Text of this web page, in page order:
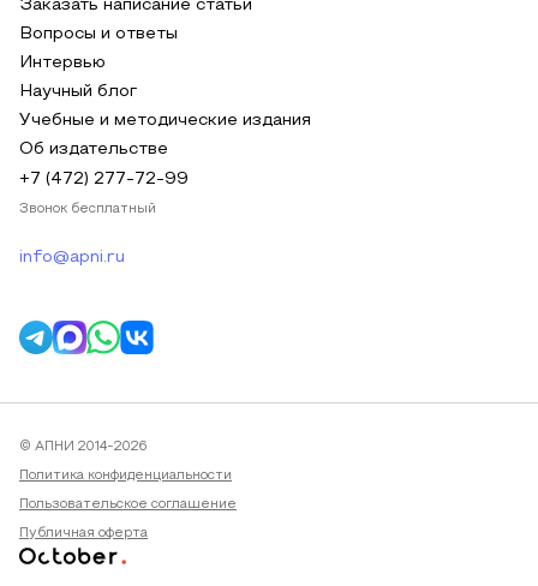
Заказать написание статьи
Вопросы и ответы
Интервью
Научный блог
Учебные и методические издания
Об издательстве
+7 (472) 277-72-99
Звонок бесплатный
info@apni.ru
© АПНИ 2014-2026
Политика конфиденциальности
Пользовательское соглашение
Публичная оферта